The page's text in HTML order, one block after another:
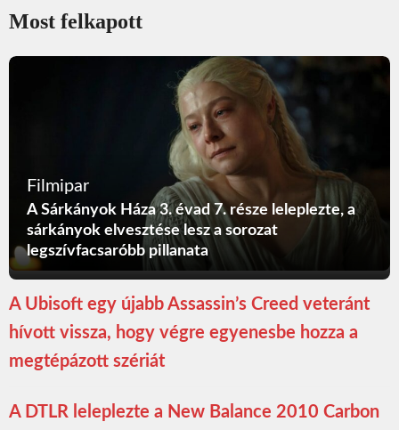
Most felkapott
Filmipar
A Sárkányok Háza 3. évad 7. része leleplezte, a
sárkányok elvesztése lesz a sorozat
legszívfacsaróbb pillanata
A Ubisoft egy újabb Assassin’s Creed veteránt
hívott vissza, hogy végre egyenesbe hozza a
megtépázott szériát
A DTLR leleplezte a New Balance 2010 Carbon